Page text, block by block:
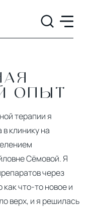
ОПЫТ
терапии я
клинику на
Сёмовой. Я
через
что-то новое и
верх, и я решилась